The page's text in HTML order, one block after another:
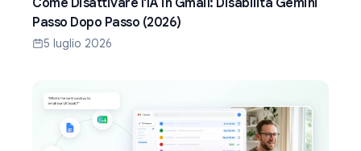
Come Disattivare l'IA in Gmail: Disabilita Gemini
Passo Dopo Passo (2026)
5 luglio 2026